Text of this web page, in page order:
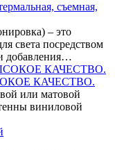
съемная,
– это
света посредством
добавления…
КАЧЕСТВО.
или матовой
виниловой